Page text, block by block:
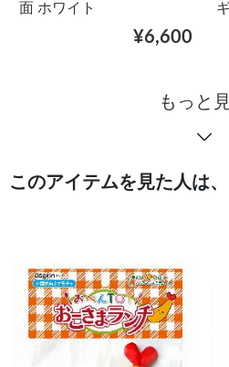
面 ホワイト
¥6,600
もっと
このアイテムを見た人は